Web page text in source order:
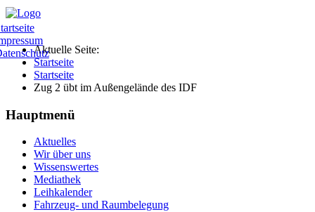
Aktuelle Seite:
Startseite
Startseite
Zug 2 übt im Außengelände des IDF
Hauptmenü
Aktuelles
Wir über uns
Wissenswertes
Mediathek
Leihkalender
Fahrzeug- und Raumbelegung